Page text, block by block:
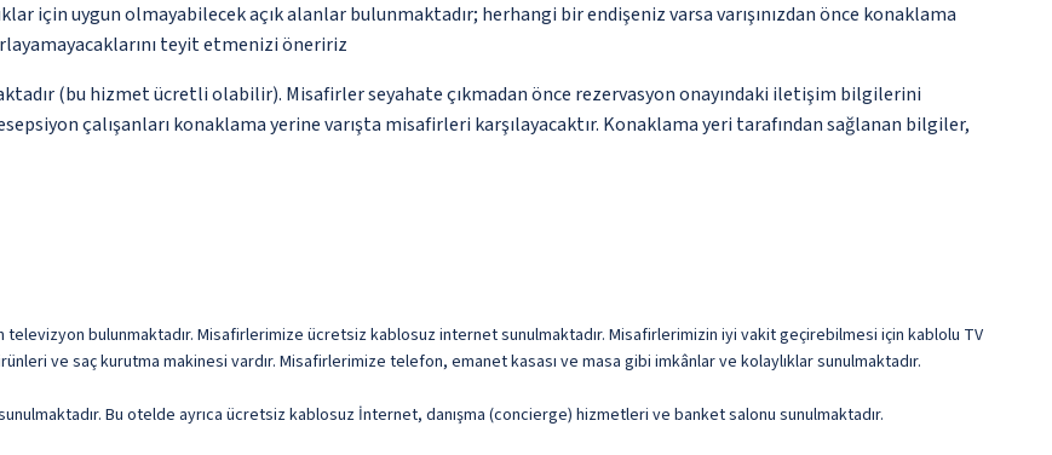
için uygun olmayabilecek açık alanlar bulunmaktadır; herhangi bir endişeniz varsa varışınızdan önce konaklama
teyit etmenizi öneririz
(bu hizmet ücretli olabilir). Misafirler seyahate çıkmadan önce rezervasyon onayındaki iletişim bilgilerini
çalışanları konaklama yerine varışta misafirleri karşılayacaktır. Konaklama yeri tarafından sağlanan bilgiler,
televizyon bulunmaktadır. Misafirlerimize ücretsiz kablosuz internet sunulmaktadır. Misafirlerimizin iyi vakit geçirebilmesi için kablolu TV
ve saç kurutma makinesi vardır. Misafirlerimize telefon, emanet kasası ve masa gibi imkânlar ve kolaylıklar sunulmaktadır.
Bu otelde ayrıca ücretsiz kablosuz İnternet, danışma (concierge) hizmetleri ve banket salonu sunulmaktadır.